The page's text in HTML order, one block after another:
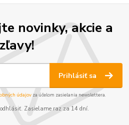
novinky, akcie a
zľavy!
Prihlásiť sa
údajov za účelom zasielania newslettera.
odhlásiť. Zasielame raz za 14 dní.